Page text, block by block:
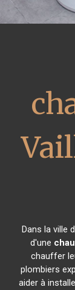
Dans la ville
d'une
chauffer
plombiers
aider à